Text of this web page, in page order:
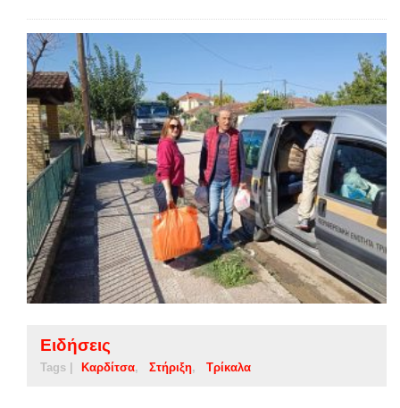
Ειδήσεις
Tags | Καρδίτσα Στήριξη Τρίκαλα